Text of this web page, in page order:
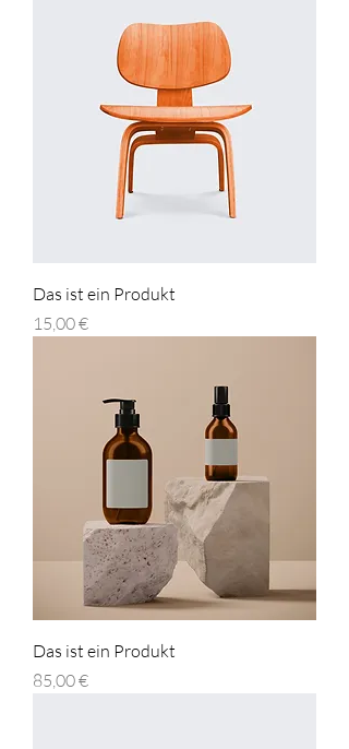
Das ist ein Produkt
Preis
15,00 €
Das ist ein Produkt
Preis
85,00 €